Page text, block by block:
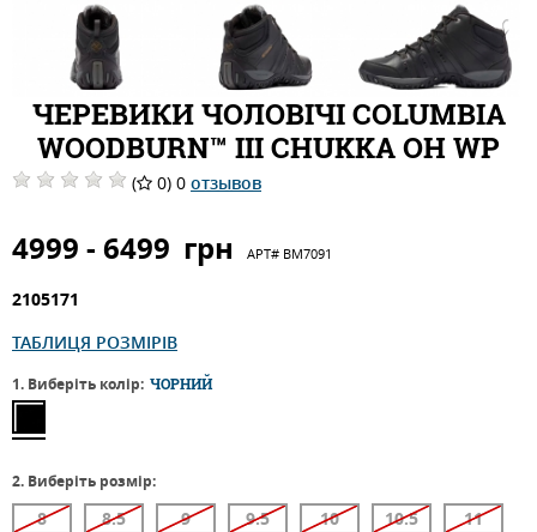
ЧЕРЕВИКИ ЧОЛОВІЧІ COLUMBIA
WOODBURN™ III CHUKKA OH WP
( 0) 0 отзывов
4999 - 6499 грн АРТ# BM7091
2105171
ТАБЛИЦЯ РОЗМІРІВ
1. Виберіть колір: ЧОРНИЙ
2. Виберіть розмір:
8 8.5 9 9.5 10 10.5
11